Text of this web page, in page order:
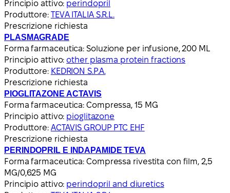
Principio attivo: perindopril
Produttore: TEVA ITALIA S.R.L.
Prescrizione richiesta
PLASMAGRADE
Forma farmaceutica: Soluzione per infusione, 200 ML
Principio attivo: other plasma protein fractions
Produttore: KEDRION S.P.A.
Prescrizione richiesta
PIOGLITAZONE ACTAVIS
Forma farmaceutica: Compressa, 15 MG
Principio attivo: pioglitazone
Produttore: ACTAVIS GROUP PTC EHF
Prescrizione richiesta
PERINDOPRIL E INDAPAMIDE TEVA
Forma farmaceutica: Compressa rivestita con film, 2,5
MG/0,625 MG
Principio attivo: perindopril and diuretics